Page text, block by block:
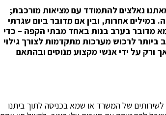
נאלצים להתמודד עם מציאות מורכבת;
במילים אחרות, ובין אם מדובר ביום שגרתי
מדובר בערב בנות באחד מבתי הקפה – כדי
לרכוש מערכות מתקדמות לצורך גילוי
ורק על ידי אנשי מקצוע מנוסים ובהתאם
של המשרד או שמא בכניסה לתוך ביתנו